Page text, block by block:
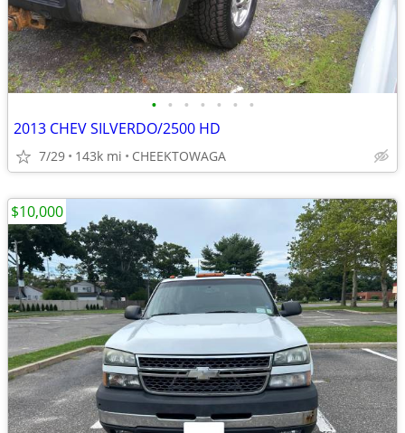
• • • • • • •
2013 CHEV SILVERDO/2500 HD
7/29 143k mi CHEEKTOWAGA
$10,000